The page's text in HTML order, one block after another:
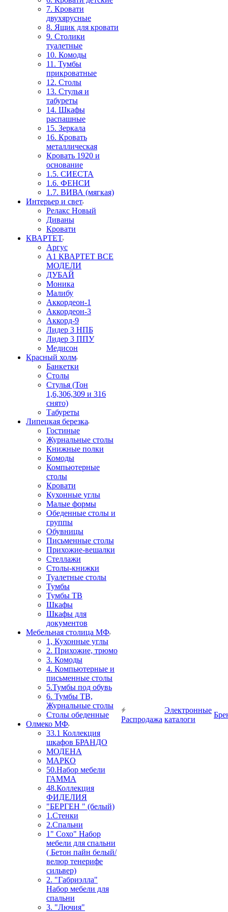
7. Кровати
двухярусные
8. Ящик для кровати
9. Столики
туалетные
10. Комоды
11. Тумбы
прикроватные
12. Столы
13. Стулья и
табуреты
14. Шкафы
распашные
15. Зеркала
16. Кровать
металлическая
Кровать 1920 и
основание
1.5. СИЕСТА
1.6. ФЕНСИ
1.7. ВИВА (мягкая)
Интерьер и свет
Релакс Новый
Диваны
Кровати
КВАРТЕТ
Аргус
А1 КВАРТЕТ ВСЕ
МОДЕЛИ
ДУБАЙ
Моника
Малибу
Аккордеон-1
Аккордеон-3
Аккорд-9
Лидер 3 НПБ
Лидер 3 ППУ
Медисон
Красный холм
Банкетки
Столы
Стулья (Тон
1,6,306,309 и 316
снято)
Табуреты
Липецкая березка
Гостиные
Журнальные столы
Книжные полки
Комоды
Компьютерные
столы
Кровати
Кухонные углы
Малые формы
Обеденные столы и
группы
Обувницы
Письменные столы
Прихожие-вешалки
Стеллажи
Столы-книжки
Туалетные столы
Тумбы
Тумбы ТВ
Шкафы
Шкафы для
документов
Мебельная столица МФ
1, Кухонные углы
2. Прихожие, трюмо
3. Комоды
4. Компьютерные и
письменные столы
5.Тумбы под обувь
6. Тумбы ТВ,
Журнальные столы
Столы обеденные
Олмеко МФ
33.1 Коллекция
шкафов БРАНДО
МОДЕНА
МАРКО
50.Набор мебели
ГАММА
48.Коллекция
ФИДЕЛИЯ
"БЕРГЕН " (белый)
1.Стенки
2.Спальни
1" Сохо" Набор
мебели для спальни
( Бетон пайн белый/
велюр тенерифе
сильвер)
2. "Габриэлла"
Набор мебели для
спальни
3. "Лючия"
Распродажа
Электронные
каталоги